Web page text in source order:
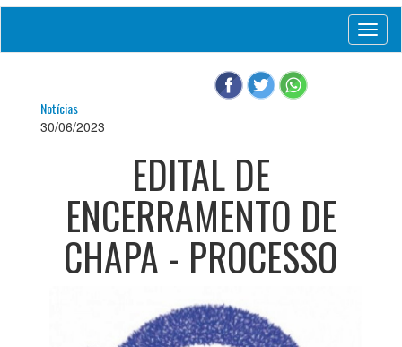
Notícias
30/06/2023
EDITAL DE
ENCERRAMENTO DE
CHAPA - PROCESSO